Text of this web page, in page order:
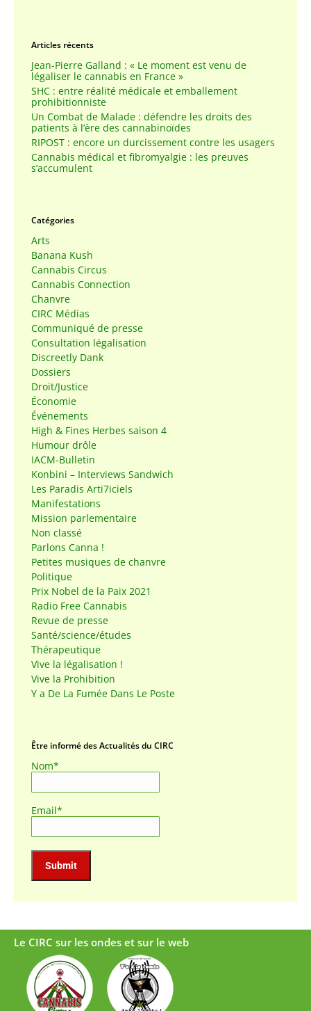
Articles récents
Jean-Pierre Galland : « Le moment est venu de
légaliser le cannabis en France »
SHC : entre réalité médicale et emballement
prohibitionniste
Un Combat de Malade : défendre les droits des
patients à l’ère des cannabinoïdes
RIPOST : encore un durcissement contre les usagers
Cannabis médical et fibromyalgie : les preuves
s’accumulent
Catégories
Arts
Banana Kush
Cannabis Circus
Cannabis Connection
Chanvre
CIRC Médias
Communiqué de presse
Consultation légalisation
Discreetly Dank
Dossiers
Droit/Justice
Économie
Événements
High & Fines Herbes saison 4
Humour drôle
IACM-Bulletin
Konbini – Interviews Sandwich
Les Paradis Arti7iciels
Manifestations
Mission parlementaire
Non classé
Parlons Canna !
Petites musiques de chanvre
Politique
Prix Nobel de la Paix 2021
Radio Free Cannabis
Revue de presse
Santé/science/études
Thérapeutique
Vive la légalisation !
Vive la Prohibition
Y a De La Fumée Dans Le Poste
Être informé des Actualités du CIRC
Nom*
Email*
Le CIRC sur les ondes et sur le web